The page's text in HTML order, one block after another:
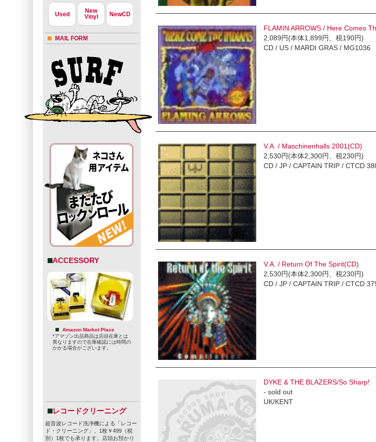
Used
New
Vinyl
NewCD
MAIL FORM
ACCESSORY
Amazon Market Place
*アマゾン出品商品は店頭在庫とは
異なりますので在庫確認には時間の
かかる場合がございます。
レコードクリーニング
超音波レコード洗浄機による「レコー
ド・クリーニング」。1枚￥499（税
別）1枚でも承ります。店頭お預かり
FLAMIN ARROWS / Here Comes
2,089円(本体1,899円、税190円)
CD / US / MARDI GRAS / MG1036
V.A. / Maschinenhalls 2001(CD)
2,530円(本体2,300円、税230円)
CD / JP / CAPTAIN TRIP / CTCD
V.A. / Return Of The Spirit(CD)
2,530円(本体2,300円、税230円)
CD / JP / CAPTAIN TRIP / CTCD
DYKE & THE BLAZERS/So Sharp!
- sold out
UK/KENT